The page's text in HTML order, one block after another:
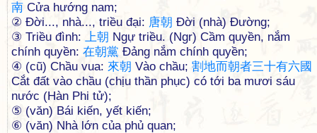
南 Cửa hướng nam;
② Đời..., nhà..., triều đại: 唐朝 Đời (nhà) Đường;
③ Triều đình: 上朝 Ngự triều. (Ngr) Cầm quyền, nắm
chính quyền: 在朝黨 Đảng nắm chính quyền;
④ (cũ) Chầu vua: 來朝 Vào chầu; 割地而朝者三十有六國
Cắt đất vào chầu (chịu thần phục) có tới ba mươi sáu
nước (Hàn Phi tử);
⑤ (văn) Bái kiến, yết kiến;
⑥ (văn) Nhà lớn của phủ quan;